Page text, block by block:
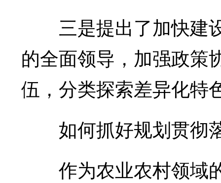
三是提出了加快建
的全面领导，加强政策
伍，分类探索差异化特
如何抓好规划贯彻
作为农业农村领域